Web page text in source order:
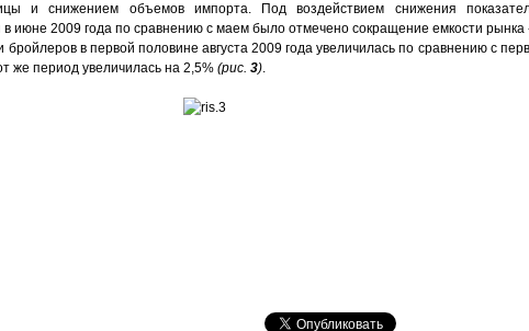
и снижением объемов импорта. Под воздействием снижения
июне 2009 года по сравнению с маем было отмечено сокращение емкости рынка
в первой половине августа 2009 года увеличилась по сравнению с
же период увеличилась на 2,5% (рис. 3).